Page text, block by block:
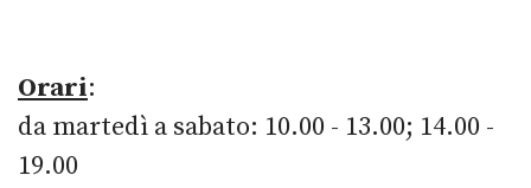
Orari:
da martedì a sabato: 10.00 - 13.00; 14.00 -
19.00